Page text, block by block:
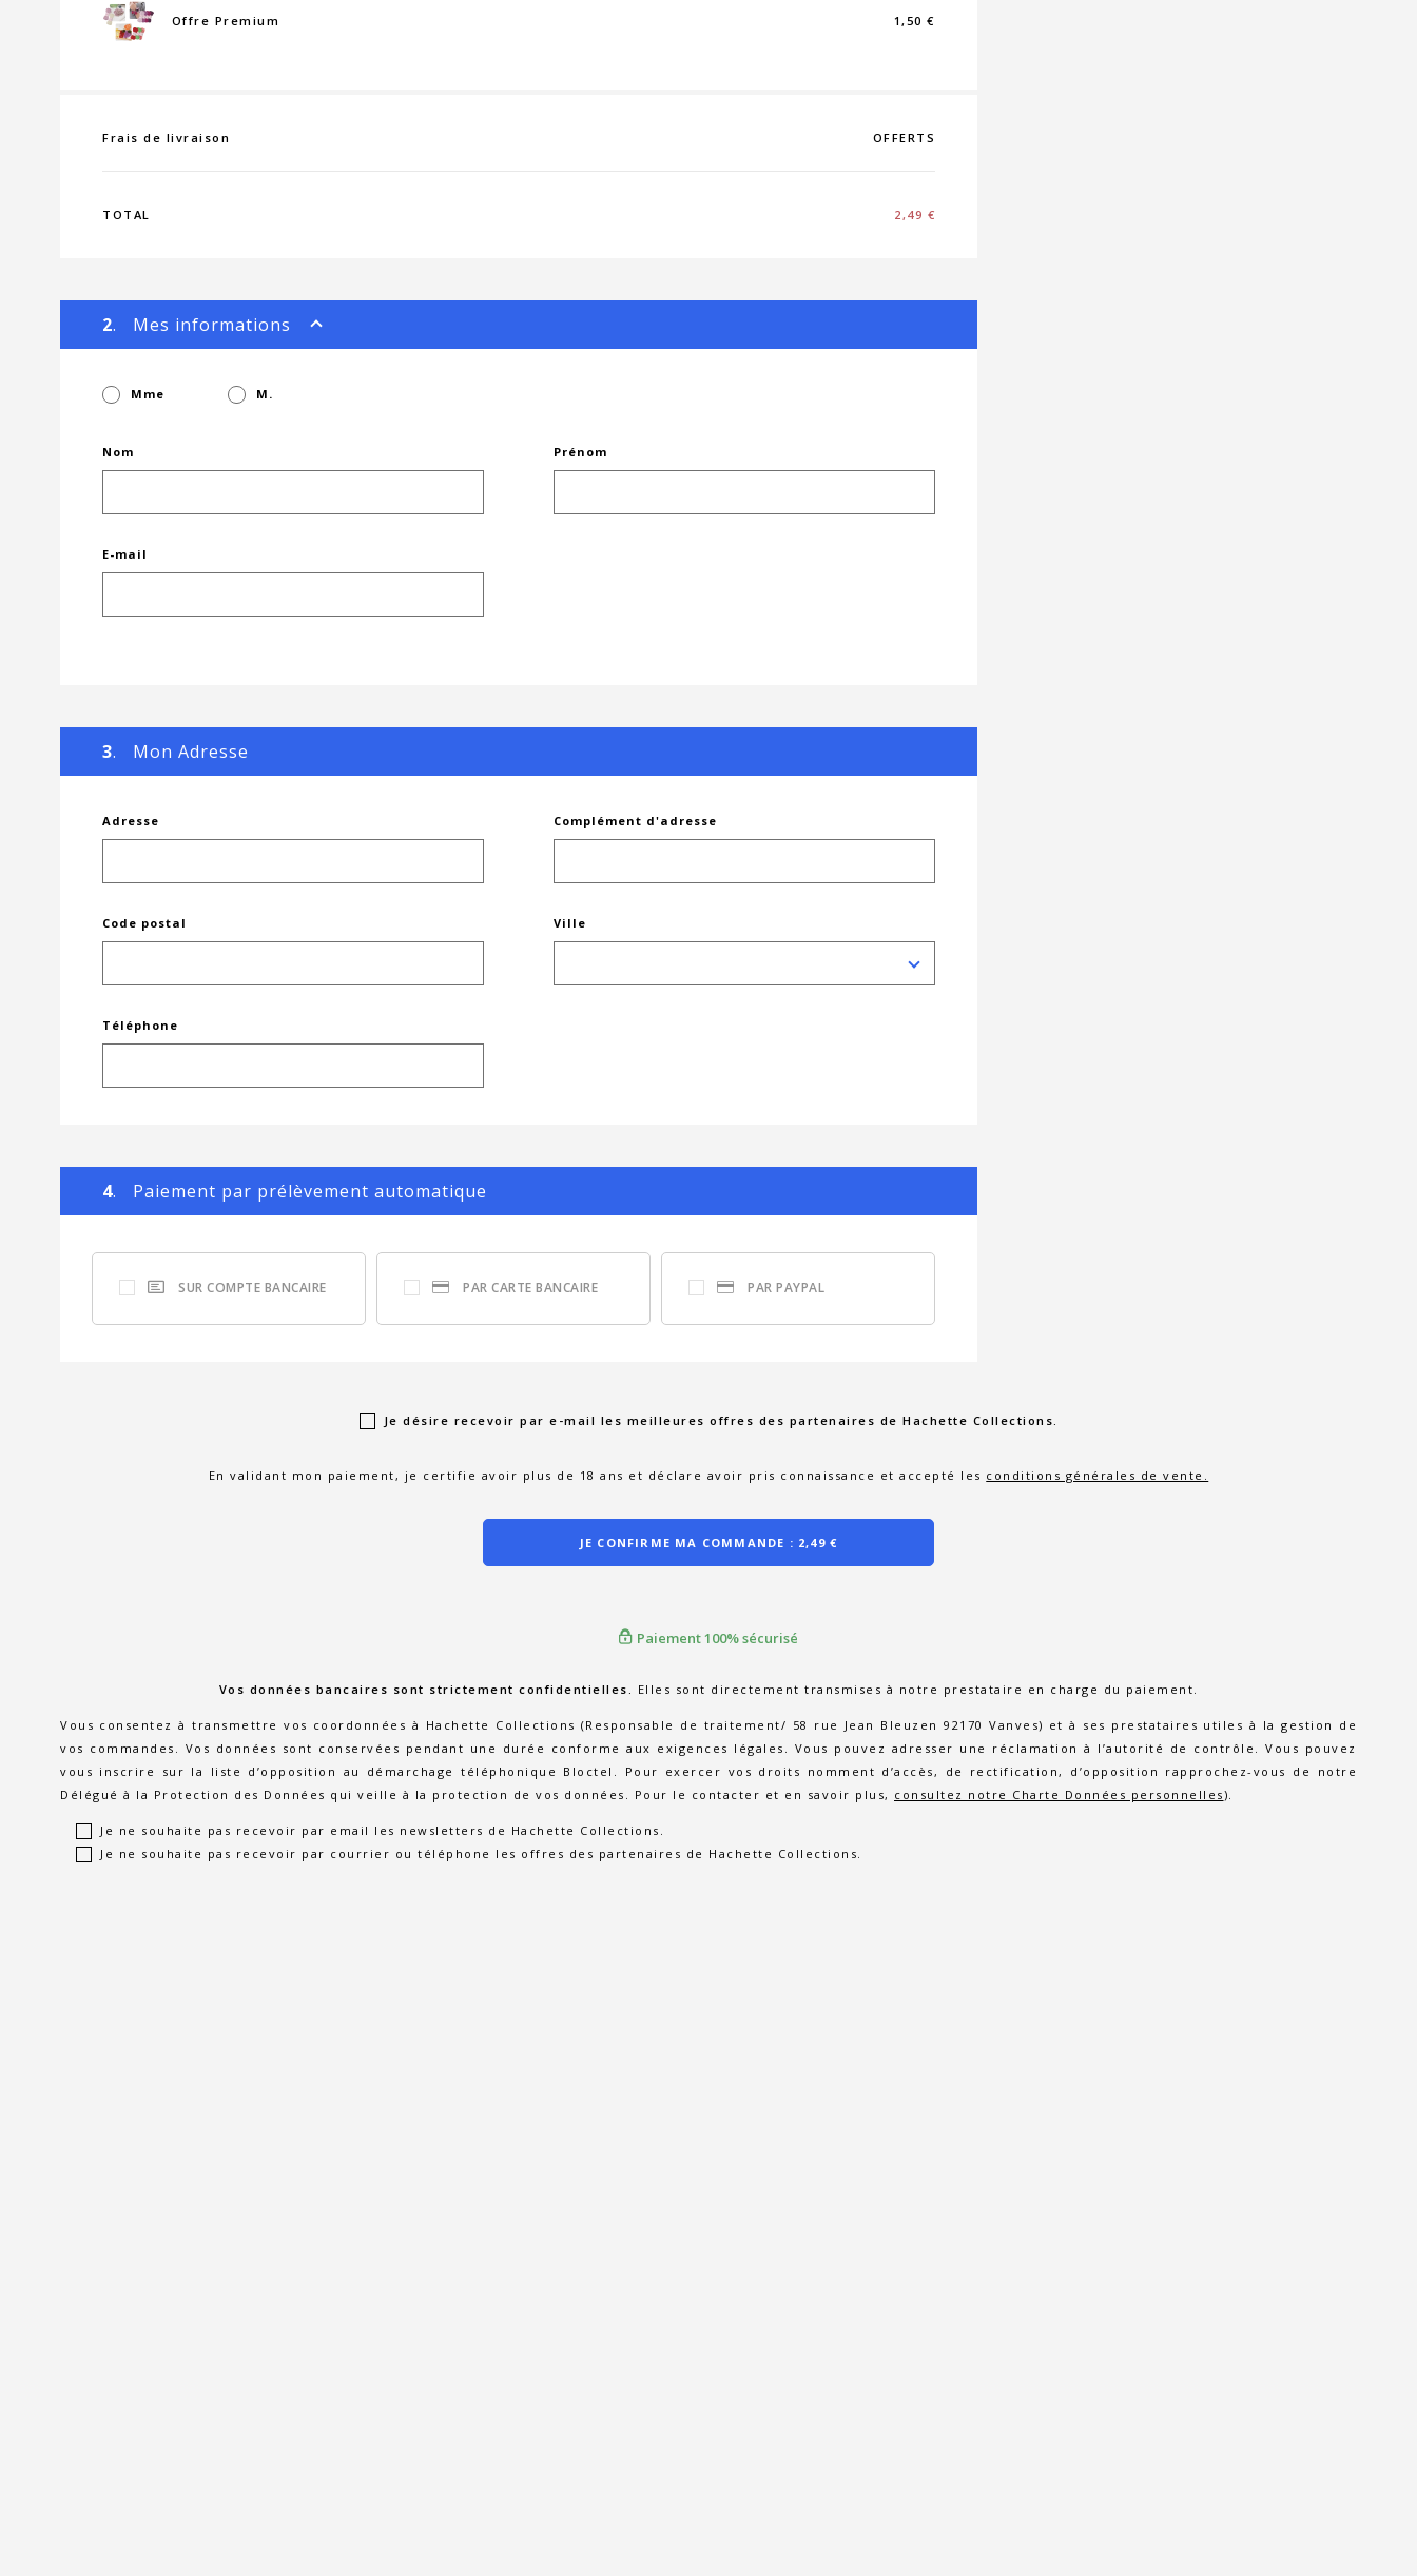
Offre Premium 1,50 €
Frais de livraison OFFERTS
TOTAL 2,49 €
2. Mes informations
Mme M.
Nom Prénom
E-mail
3. Mon Adresse
Adresse Complément d'adresse
Code postal Ville
Téléphone
4. Paiement par prélèvement automatique
SUR COMPTE BANCAIRE PAR CARTE BANCAIRE PAR PAYPAL
Je désire recevoir par e-mail les meilleures offres des partenaires de Hachette Collections.
En validant mon paiement, je certifie avoir plus de 18 ans et déclare avoir pris connaissance et accepté les conditions générales de vente.
JE CONFIRME MA COMMANDE : 2,49 €
Paiement 100% sécurisé
Vos données bancaires sont strictement confidentielles. Elles sont directement transmises à notre prestataire en charge du paiement.
Vous consentez à transmettre vos coordonnées à Hachette Collections (Responsable de traitement/ 58 rue Jean Bleuzen 92170 Vanves) et à ses prestataires utiles à la gestion de
vos commandes. Vos données sont conservées pendant une durée conforme aux exigences légales. Vous pouvez adresser une réclamation à l’autorité de contrôle. Vous pouvez
vous inscrire sur la liste d’opposition au démarchage téléphonique Bloctel. Pour exercer vos droits nomment d’accès, de rectification, d’opposition rapprochez-vous de notre
Délégué à la Protection des Données qui veille à la protection de vos données. Pour le contacter et en savoir plus, consultez notre Charte Données personnelles).
Je ne souhaite pas recevoir par email les newsletters de Hachette Collections.
Je ne souhaite pas recevoir par courrier ou téléphone les offres des partenaires de Hachette Collections.